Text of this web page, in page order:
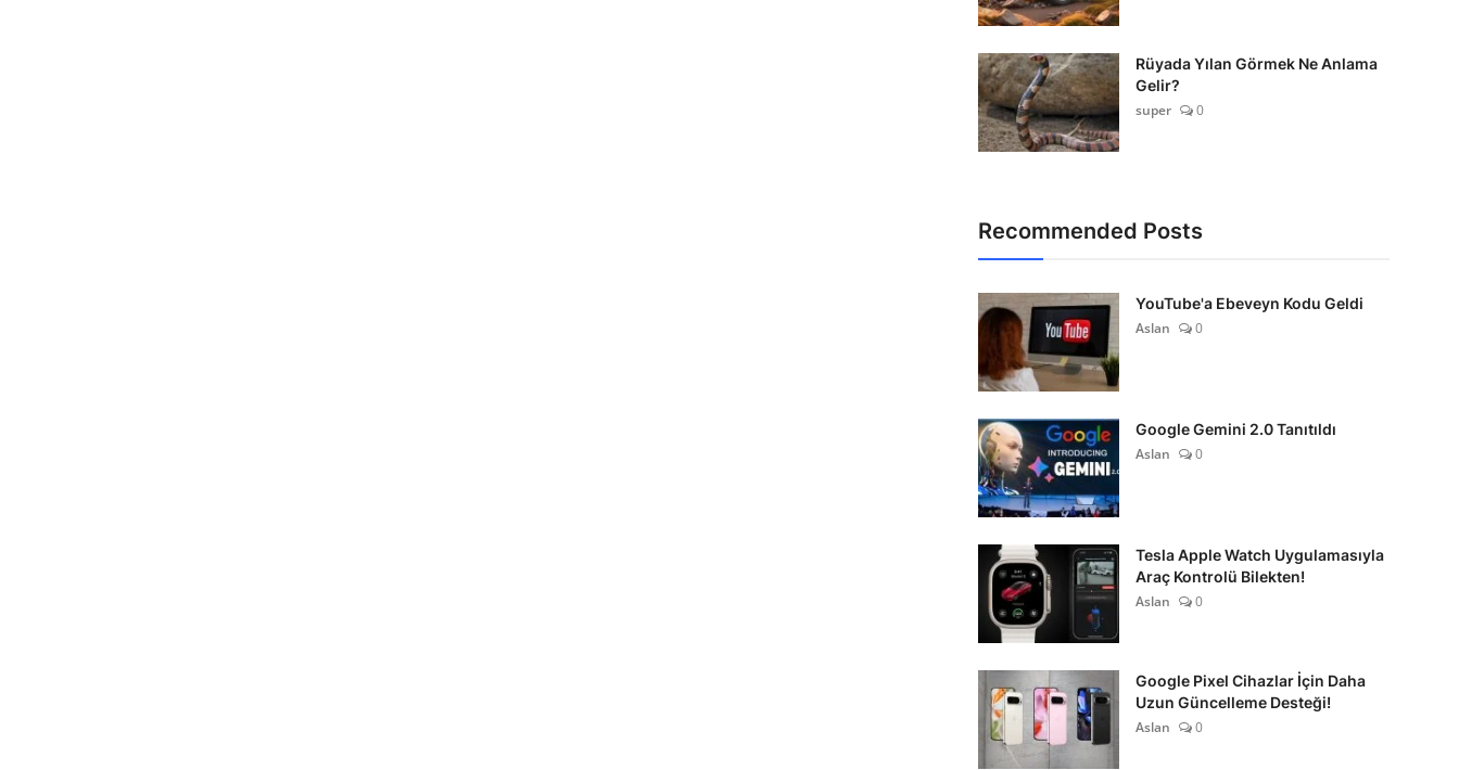
Rüyada Yılan Görmek Ne Anlama
Gelir?
super
0
Recommended Posts
YouTube'a Ebeveyn Kodu Geldi
Aslan
0
Google Gemini 2.0 Tanıtıldı
Aslan
0
Tesla Apple Watch Uygulamasıyla
Araç Kontrolü Bilekten!
Aslan
0
Google Pixel Cihazlar İçin Daha
Uzun Güncelleme Desteği!
Aslan
0